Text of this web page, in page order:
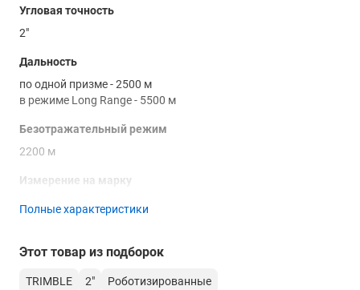
Угловая точность
2"
Дальность
по одной призме - 2500 м
в режиме Long Range - 5500 м
Безотражательный режим
2200 м
Измерение на марку
1000 м
1.2 сек
Время измерения по призме (режим слежения)
Полные характеристики
Этот товар из подборок
TRIMBLE 2" Роботизированные